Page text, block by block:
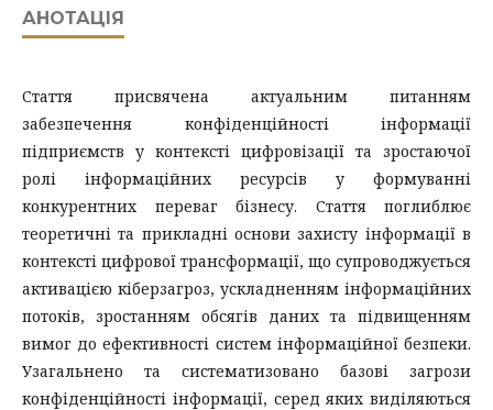
АНОТАЦІЯ
Стаття присвячена актуальним питанням
забезпечення конфіденційності інформації
підприємств у контексті цифровізації та зростаючої
ролі інформаційних ресурсів у формуванні
конкурентних переваг бізнесу. Стаття поглиблює
теоретичні та прикладні основи захисту інформації в
контексті цифрової трансформації, що супроводжується
активацією кіберзагроз, ускладненням інформаційних
потоків, зростанням обсягів даних та підвищенням
вимог до ефективності систем інформаційної безпеки.
Узагальнено та систематизовано базові загрози
конфіденційності інформації, серед яких виділяються